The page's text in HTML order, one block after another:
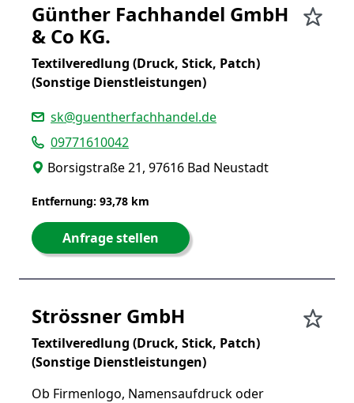
Günther Fachhandel GmbH
& Co KG.
Textilveredlung (Druck, Stick, Patch)
(Sonstige Dienstleistungen)
sk@guentherfachhandel.de
09771610042
Borsigstraße 21, 97616 Bad Neustadt
Entfernung: 93,78 km
Anfrage stellen
Strössner GmbH
Textilveredlung (Druck, Stick, Patch)
(Sonstige Dienstleistungen)
Ob Firmenlogo, Namensaufdruck oder